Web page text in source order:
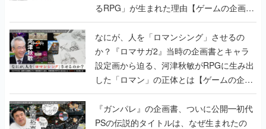
るRPG」が生まれた理由【ゲームの企画
書】
なにが、人を「ロマンシング」させるの
か？『ロマサガ2』当時の企画書とキャラ
設定画から迫る、河津秋敏がRPGに生み出
した「ロマン」の正体とは【ゲームの企画
書】
『ガンパレ』の企画書、ついに公開━初代
PSの伝説的タイトルは、なぜ生まれたの